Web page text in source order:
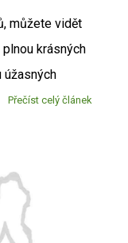
můžete vidět
krásných
úžasných
Přečíst celý článek